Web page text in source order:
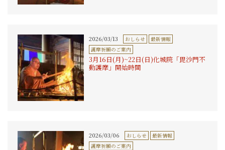
2026/03/13 おしらせ
最新情報
護摩祈願のご案内
3月16日(月)~22日(日)化城院「毘沙門不
動護摩」開始時間
2026/03/06 おしらせ
最新情報
護摩祈願のご案内